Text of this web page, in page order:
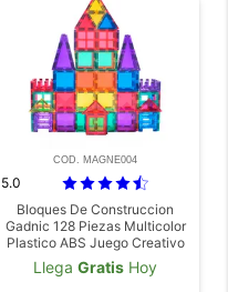
COD. MAGNE004
5.0
Bloques De Construccion
Gadnic 128 Piezas Multicolor
Plastico ABS Juego Creativo
Con Caja Organizadora
Llega Gratis Hoy